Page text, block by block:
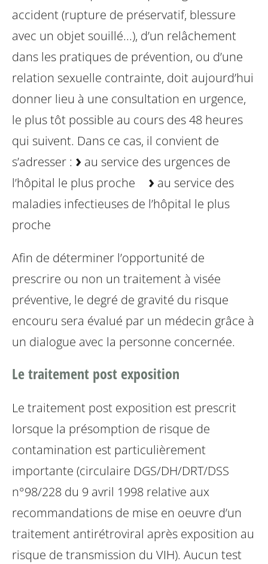
accident (rupture de préservatif, blessure
avec un objet souillé...), d’un relâchement
dans les pratiques de prévention, ou d’une
relation sexuelle contrainte, doit aujourd’hui
donner lieu à une consultation en urgence,
le plus tôt possible au cours des 48 heures
qui suivent. Dans ce cas, il convient de
s’adresser :
au service des urgences de
l’hôpital le plus proche
au service des
maladies infectieuses de l’hôpital le plus
proche
Afin de déterminer l’opportunité de
prescrire ou non un traitement à visée
préventive, le degré de gravité du risque
encouru sera évalué par un médecin grâce à
un dialogue avec la personne concernée.
Le traitement post exposition
Le traitement post exposition est prescrit
lorsque la présomption de risque de
contamination est particulièrement
importante (circulaire DGS/DH/DRT/DSS
n°98/228 du 9 avril 1998 relative aux
recommandations de mise en oeuvre d’un
traitement antirétroviral après exposition au
risque de transmission du VIH). Aucun test